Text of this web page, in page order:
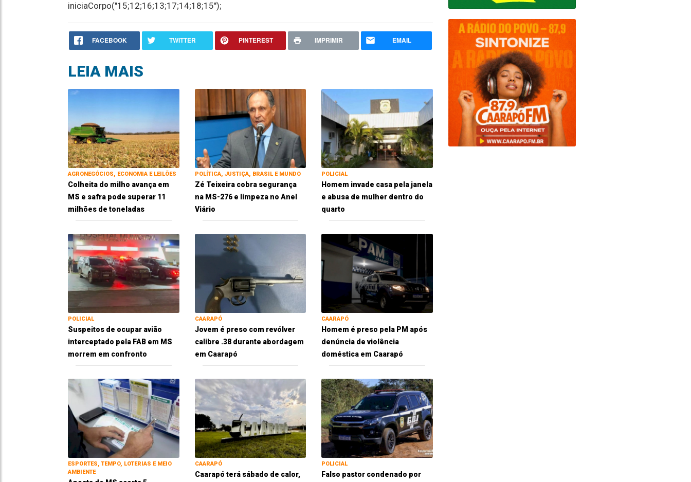
iniciaCorpo("15;12;16;13;17;14;18;15");
FACEBOOK TWITTER PINTEREST IMPRIMIR EMAIL
LEIA MAIS
AGRONEGÓCIOS, ECONOMIA E LEILÕES
Colheita do milho avança em
MS e safra pode superar 11
milhões de toneladas
POLÍTICA, JUSTIÇA, BRASIL E MUNDO
Zé Teixeira cobra segurança
na MS-276 e limpeza no Anel
Viário
POLICIAL
Homem invade casa pela janela
e abusa de mulher dentro do
quarto
POLICIAL
Suspeitos de ocupar avião
interceptado pela FAB em MS
morrem em confronto
CAARAPÓ
Jovem é preso com revólver
calibre .38 durante abordagem
em Caarapó
CAARAPÓ
Homem é preso pela PM após
denúncia de violência
doméstica em Caarapó
ESPORTES, TEMPO, LOTERIAS E MEIO
AMBIENTE
CAARAPÓ
Caarapó terá sábado de calor,
POLICIAL
Falso pastor condenado por